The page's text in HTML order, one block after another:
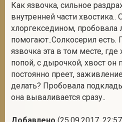
Как язвочка, сильное
внутренней части хвостика..
хлоргекседином, пробовала
помогают..Солкосерил есть.
язвочка эта в том месте, где
попой, с дырочкой, хвост он
постоянно преет,
делать? Пробовала
она вываливается сразу..